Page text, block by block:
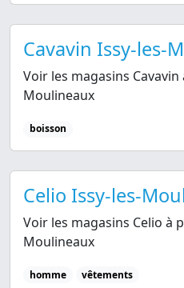
Cavavin Issy-les-
Voir les magasins
Moulineaux
boisson
Celio Issy-les-
Voir les magasins Celio à
Moulineaux
homme vêtements